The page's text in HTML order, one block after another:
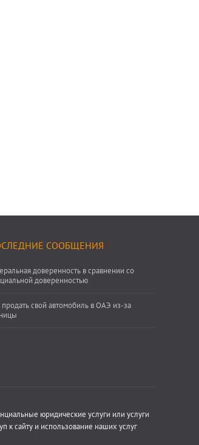
СООБЩЕНИЯ
доверенность в сравнении со
доверенностью
продать свой автомобиль в ОАЭ из-за
юридические услуги или услуги
к сайту и использование наших услуг